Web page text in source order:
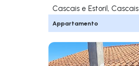
Cascais e Estoril, Cascais
Appartamento